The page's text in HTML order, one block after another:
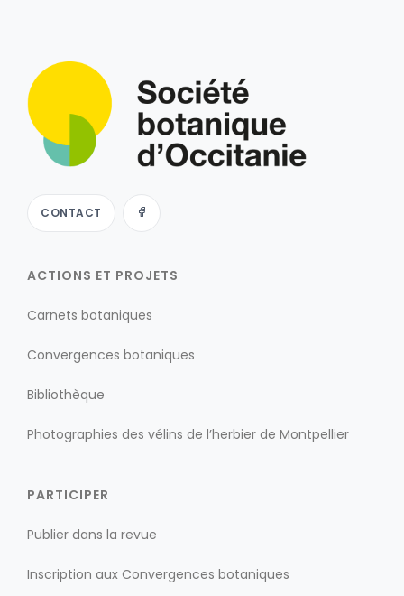
CONTACT
ACTIONS ET PROJETS
Carnets botaniques
Convergences botaniques
Bibliothèque
Photographies des vélins de l’herbier de Montpellier
PARTICIPER
Publier dans la revue
Inscription aux Convergences botaniques